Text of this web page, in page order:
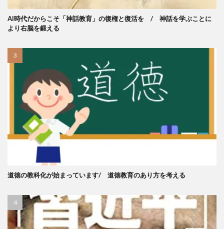
AI時代だからこそ「神話教育」の復権と復活を / 神話を学ぶことに
より右脳を鍛える
道徳の教科化が始まっています/ 道徳教育のあり方を考える